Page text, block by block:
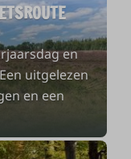
en
uitgelezen
en een